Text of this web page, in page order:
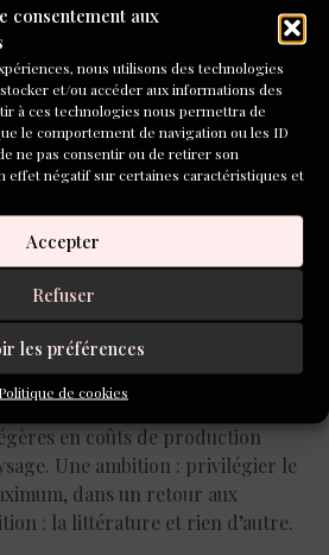
consentement aux
nous utilisons des technologies
et/ou accéder aux informations des
à ces technologies nous permettra de
le comportement de navigation ou les ID
ne pas consentir ou de retirer son
effet négatif sur certaines caractéristiques et
Accepter
Refuser
les préférences
Politique de cookies
le monde
de papier glacé, papier recyclé;
en coûts de production
Une ambition : privilégier le
dans un retour aux
: la littérature et rien d’autre.